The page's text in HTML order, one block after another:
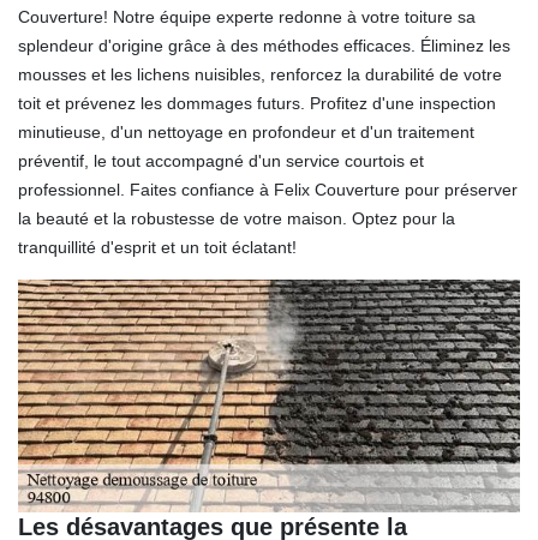
Couverture! Notre équipe experte redonne à votre toiture sa
splendeur d'origine grâce à des méthodes efficaces. Éliminez les
mousses et les lichens nuisibles, renforcez la durabilité de votre
toit et prévenez les dommages futurs. Profitez d'une inspection
minutieuse, d'un nettoyage en profondeur et d'un traitement
préventif, le tout accompagné d'un service courtois et
professionnel. Faites confiance à Felix Couverture pour préserver
la beauté et la robustesse de votre maison. Optez pour la
tranquillité d'esprit et un toit éclatant!
Les désavantages que présente la